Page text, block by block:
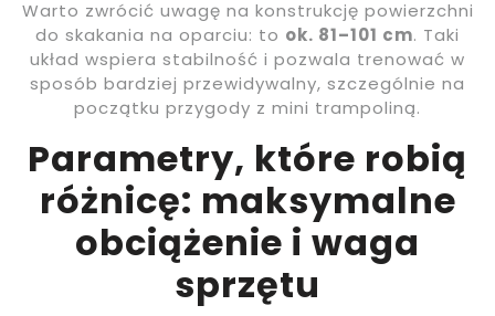
Warto zwrócić uwagę na konstrukcję powierzchni
do skakania na oparciu: to ok. 81–101 cm. Taki
układ wspiera stabilność i pozwala trenować w
sposób bardziej przewidywalny, szczególnie na
początku przygody z mini trampoliną.
Parametry, które robią
różnicę: maksymalne
obciążenie i waga
sprzętu